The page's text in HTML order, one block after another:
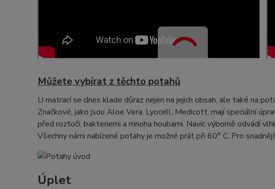
Můžete vybírat z těchto potahů
U matrací se dnes klade důraz nejen na jejich obsah, ale také na
Značkové, jako jsou Aloe Vera, Lyocell, Medicott, mají speciální
před roztoči, bakteriemi a mnoha houbami. Navíc výborně odvádí
Všechny námi nabízené potahy je možné prát při 60° C. Pro
Úplet